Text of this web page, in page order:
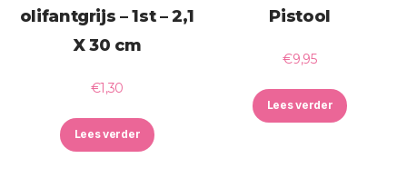
olifantgrijs – 1st – 2,1
X 30 cm
€1,30
Lees verder
Pistool
€9,95
Lees verder